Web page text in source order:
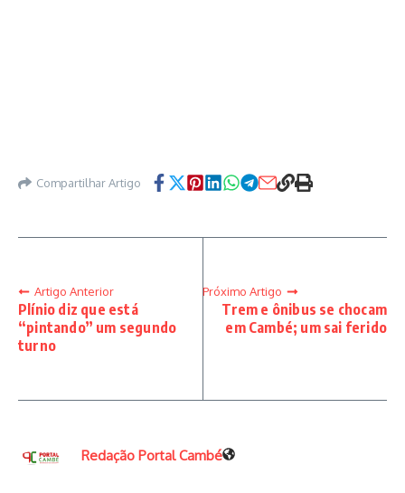
Compartilhar Artigo
Artigo Anterior
Plínio diz que está
“pintando” um segundo
turno
Próximo Artigo
Trem e ônibus se chocam
em Cambé; um sai ferido
Redação Portal Cambé